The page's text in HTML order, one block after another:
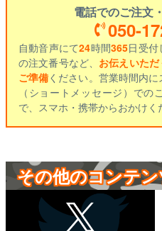
電話でのご注文
050-
自動音声にて24時間365日受
の注文番号など、 お伝えいた
ご準備ください。営業時間内
（ショートメッセージ）で
で、スマホ・携帯からおかけく
その他のコンテ